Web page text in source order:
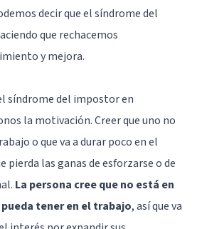
decir que el síndrome del
que rechacemos
y mejora.
síndrome del impostor en
la motivación. Creer que uno no
o que va a durar poco en el
pierda las ganas de esforzarse o de
La persona cree que no está en
tener en el trabajo, así que va